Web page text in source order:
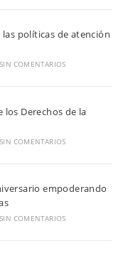
políticas de atención
SIN COMENTARIOS
los Derechos de la
SIN COMENTARIOS
empoderando
SIN COMENTARIOS